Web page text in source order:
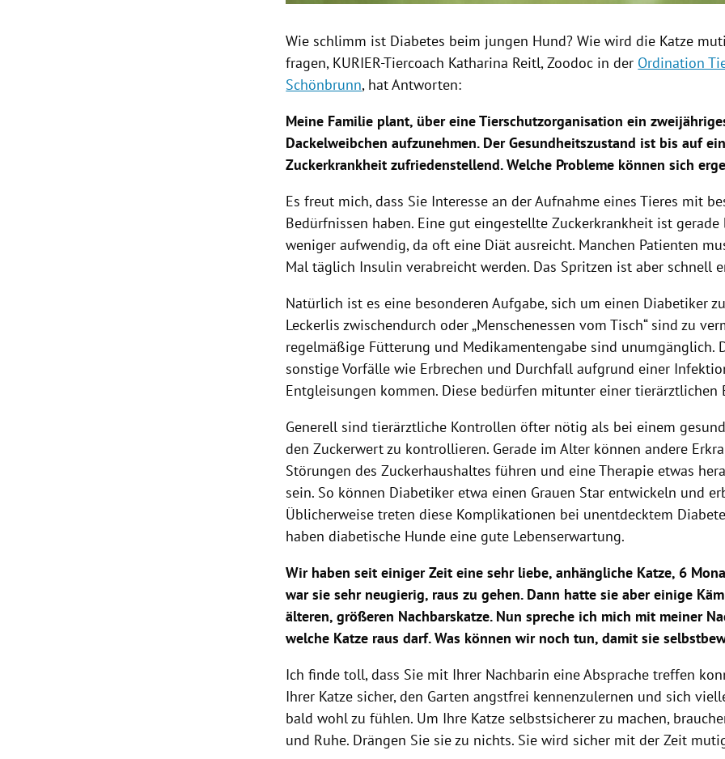
Wie schlimm ist Diabetes beim jungen Hund? Wie wird die Katze
fragen, KURIER-Tiercoach Katharina Reitl, Zoodoc in der Ordination
Schönbrunn, hat Antworten:
Meine Familie plant, über eine Tierschutzorganisation ein
Dackelweibchen aufzunehmen. Der Gesundheitszustand ist bis auf
Zuckerkrankheit zufriedenstellend. Welche Probleme können sich
Es freut mich, dass Sie Interesse an der Aufnahme eines Tieres mit
Bedürfnissen haben. Eine gut eingestellte Zuckerkrankheit ist gerade
weniger aufwendig, da oft eine Diät ausreicht. Manchen Patienten
Mal täglich Insulin verabreicht werden. Das Spritzen ist aber schnell
Natürlich ist es eine besonderen Aufgabe, sich um einen Diabetiker
Leckerlis zwischendurch oder „Menschenessen vom Tisch“ sind zu
regelmäßige Fütterung und Medikamentengabe sind unumgänglich.
sonstige Vorfälle wie Erbrechen und Durchfall aufgrund einer
Entgleisungen kommen. Diese bedürfen mitunter einer tierärztlichen
Generell sind tierärztliche Kontrollen öfter nötig als bei einem
den Zuckerwert zu kontrollieren. Gerade im Alter können andere
Störungen des Zuckerhaushaltes führen und eine Therapie etwas
sein. So können Diabetiker etwa einen Grauen Star entwickeln und
Üblicherweise treten diese Komplikationen bei unentdecktem
haben diabetische Hunde eine gute Lebenserwartung.
Wir haben seit einiger Zeit eine sehr liebe, anhängliche Katze, 6
war sie sehr neugierig, raus zu gehen. Dann hatte sie aber einige
älteren, größeren Nachbarskatze. Nun spreche ich mich mit meiner
welche Katze raus darf. Was können wir noch tun, damit sie
Ich finde toll, dass Sie mit Ihrer Nachbarin eine Absprache treffen
Ihrer Katze sicher, den Garten angstfrei kennenzulernen und sich
bald wohl zu fühlen. Um Ihre Katze selbstsicherer zu machen,
und Ruhe. Drängen Sie sie zu nichts. Sie wird sicher mit der Zeit